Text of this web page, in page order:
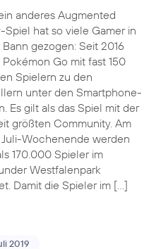
anderes Augmented
Spiel hat so viele Gamer in
gezogen: Seit 2016
Go mit fast 150
Spielern zu den
unter den Smartphone-
Es gilt als das Spiel mit der
größten Community. Am
Wochenende werden
170.000 Spieler im
Westfalenpark
Damit die Spieler im […]
2019